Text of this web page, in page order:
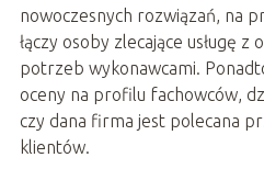
nowoczesnych rozwiązań, na
łączy osoby zlecające usługę
potrzeb wykonawcami.
oceny na profilu fachowców,
czy dana firma jest polecana
klientów.